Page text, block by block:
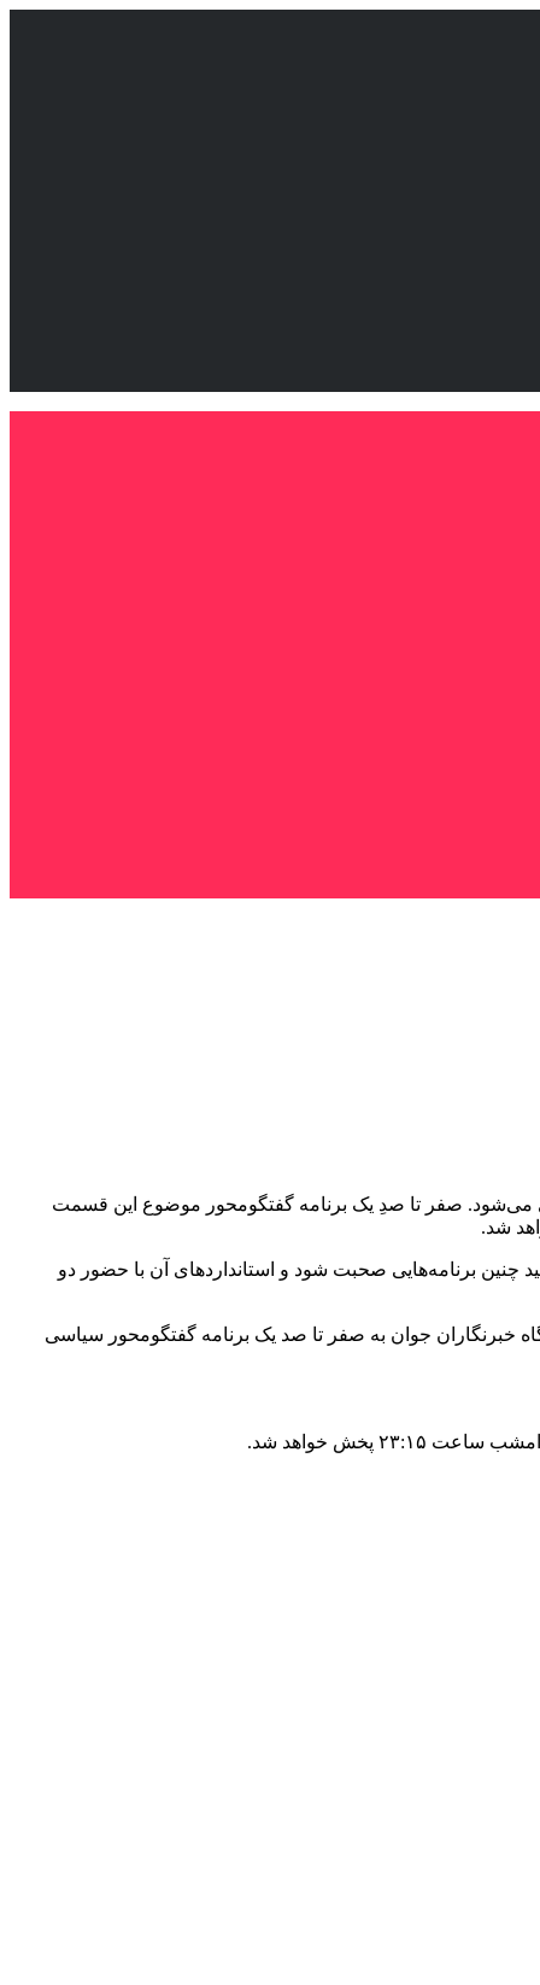
«جام‌جم» محصول مرکز سیمرغ صداوسیما از امشب ۲۲ آبان وارد پرونده جدیدی می‌شود. صفر تا صدِ یک برنامه گفتگومحور موضوع این قسمت
شد.
چنین برنامه‌هایی صحبت شود و استانداردهای آن با حضور دو
جوان به صفر تا صد یک برنامه گفتگومحور سیاسی
پخش خواهد شد.